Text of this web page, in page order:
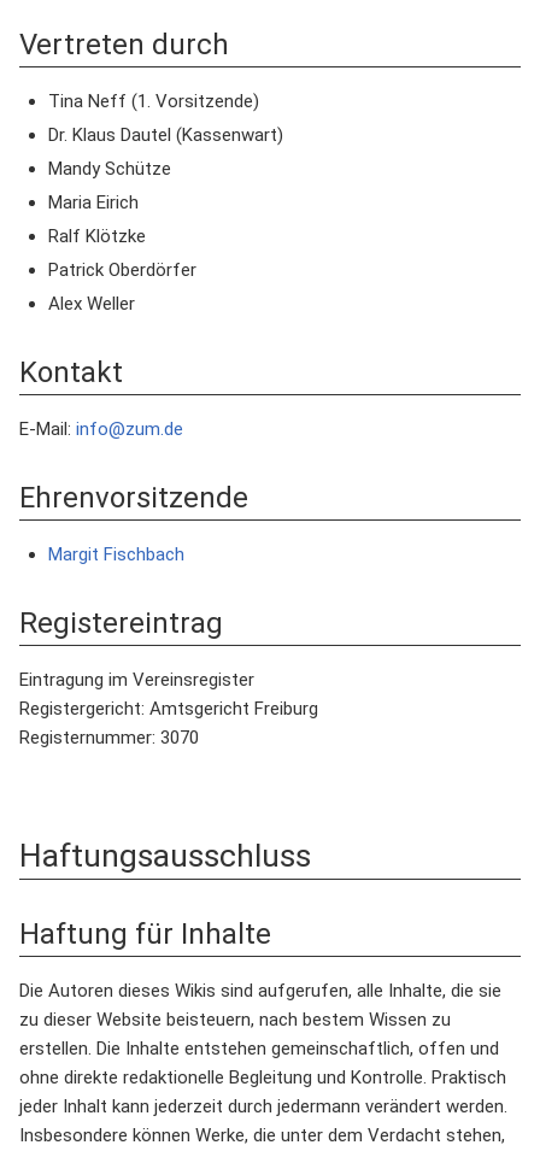
Vertreten durch
Tina Neff (1. Vorsitzende)
Dr. Klaus Dautel (Kassenwart)
Mandy Schütze
Maria Eirich
Ralf Klötzke
Patrick Oberdörfer
Alex Weller
Kontakt
E-Mail: info@zum.de
Ehrenvorsitzende
Margit Fischbach
Registereintrag
Eintragung im Vereinsregister
Registergericht: Amtsgericht Freiburg
Registernummer: 3070
Haftungsausschluss
Haftung für Inhalte
Die Autoren dieses Wikis sind aufgerufen, alle Inhalte, die sie
zu dieser Website beisteuern, nach bestem Wissen zu
erstellen. Die Inhalte entstehen gemeinschaftlich, offen und
ohne direkte redaktionelle Begleitung und Kontrolle. Praktisch
jeder Inhalt kann jederzeit durch jedermann verändert werden.
Insbesondere können Werke, die unter dem Verdacht stehen,